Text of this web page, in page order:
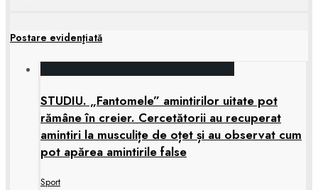
Postare evidenţiată
STUDIU. „Fantomele” amintirilor uitate pot
rămâne în creier. Cercetătorii au recuperat
amintiri la musculițe de oțet și au observat cum
pot apărea amintirile false
Sport